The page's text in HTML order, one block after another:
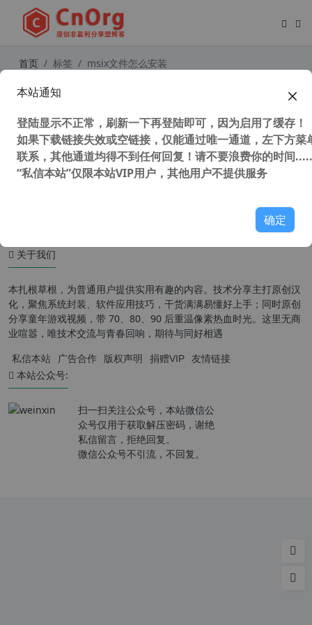
首页 标签 msix文件怎么安装
msix等UWP应用
关于我们
本扎根草根，为普通用户提供实用有趣的内容。技术分享主打原创汉
化，聚焦系统封装、软件应用技巧，干货满满易懂好上手；同时原创
分享童年游戏视频，带 70、80、90 后重温像素热血时光。这里无商
业喧嚣，唯技术交流与青春回响，期待与同好相遇
私信本站 广告合作 版权声明 捐赠VIP 友情链接
本站公众号:
扫一扫关注公众号，本站微信公
众号仅用于获取解压密码，谢绝
私信留言，拒绝回复。
微信公众号不引流，不回复。
本站通知
登陆显示不正常，刷新一下再登陆即可，因为启用了缓存！
如果下载链接失效或空链接，仅能通过唯一通道，左下方菜
联系，其他通道均得不到任何回复！请不要浪费你的时间
“私信本站”仅限本站VIP用户，其他用户不提供服务
确定